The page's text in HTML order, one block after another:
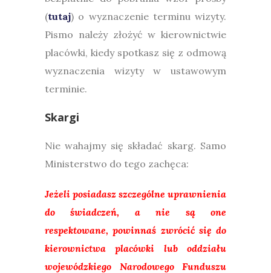
(tutaj) o wyznaczenie terminu wizyty.
Pismo należy złożyć w kierownictwie
placówki, kiedy spotkasz się z odmową
wyznaczenia wizyty w ustawowym
terminie.
Skargi
Nie wahajmy się składać skarg. Samo
Ministerstwo do tego zachęca:
Jeżeli posiadasz szczególne uprawnienia
do świadczeń, a nie są one
respektowane, powinnaś zwrócić się do
kierownictwa placówki lub oddziału
wojewódzkiego Narodowego Funduszu